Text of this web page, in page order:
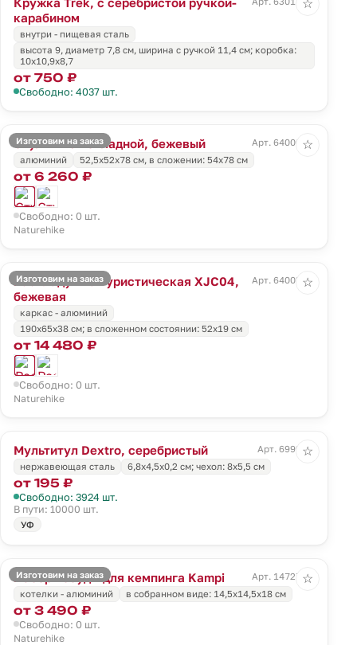
карабином
внутри - пищевая сталь
высота 9, диаметр 7,8 см, ширина с ручкой 11,4 см; коробка:
10х10,9х8,7
от 750 ₽
Свободно: 4037 шт.
☆
Изготовим на заказ
Стул MW02 складной, бежевый
Арт. 64000.00
алюминий
52,5х52х78 см, в сложении: 54х78 см
от 6 260 ₽
Свободно: 0 шт.
Naturehike
☆
Изготовим на заказ
Раскладушка туристическая XJC04,
бежевая
Арт. 64003.00
каркас - алюминий
190х65х38 см; в сложенном состоянии: 52х19 см
от 14 480 ₽
Свободно: 0 шт.
Naturehike
☆
Мультитул Dextro, серебристый
Арт. 6999.10
нержавеющая сталь
6,8х4,5х0,2 см; чехол: 8х5,5 см
от 195 ₽
Свободно: 3924 шт.
В пути: 10000 шт.
УФ
☆
Изготовим на заказ
Набор посуды для кемпинга Kampi
Арт. 14727.10
котелки - алюминий
в собранном виде: 14,5х14,5х18 см
от 3 490 ₽
Свободно: 0 шт.
Naturehike
☆